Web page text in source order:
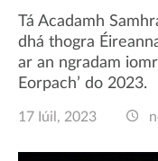
Tá Acadamh
dhá thogra
ar an ngradam
Eorpach’ do 2023.
17 Iúil, 2023